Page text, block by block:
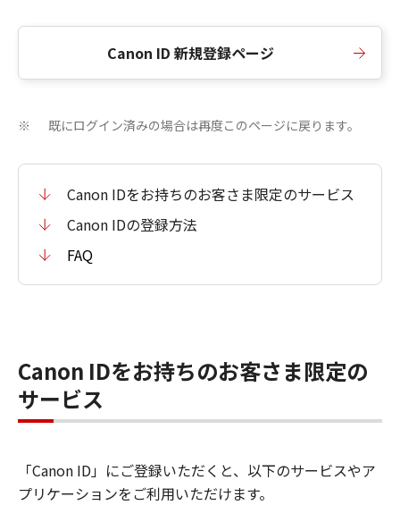
Canon ID 新規登録ページ
※ 既にログイン済みの場合は再度このページに戻ります。
Canon IDをお持ちのお客さま限定のサービス
Canon IDの登録方法
FAQ
Canon IDをお持ちのお客さま限定の
サービス
「Canon ID」にご登録いただくと、以下のサービスやア
プリケーションをご利用いただけます。